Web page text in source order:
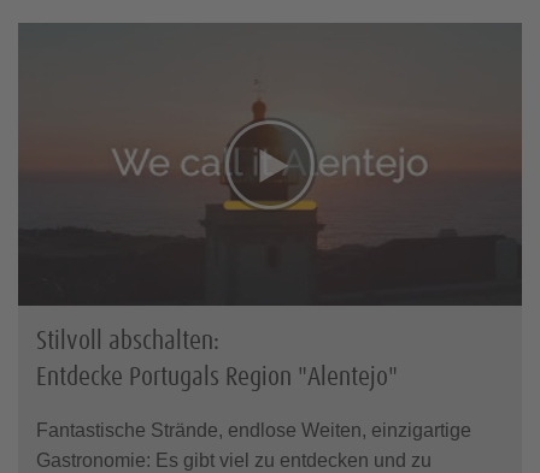
Stilvoll abschalten:
Entdecke Portugals Region "Alentejo"
Fantastische Strände, endlose Weiten, einzigartige
Gastronomie: Es gibt viel zu entdecken und zu